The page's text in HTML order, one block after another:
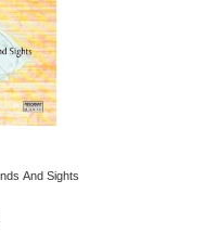
And Sights